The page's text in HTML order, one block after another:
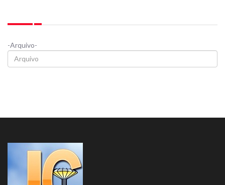
-Arquivo-